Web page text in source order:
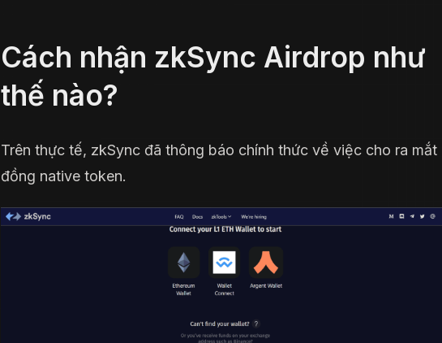
Cách nhận zkSync Airdrop như
thế nào?
Trên thực tế, zkSync đã thông báo chính thức về việc cho ra mắt
đồng native token.